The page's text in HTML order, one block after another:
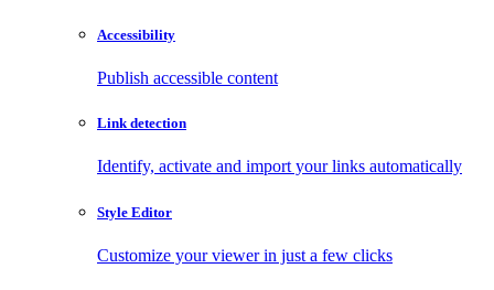
Accessibility
Publish accessible content
Link detection
Identify, activate and import your links automatically
Style Editor
Customize your viewer in just a few clicks